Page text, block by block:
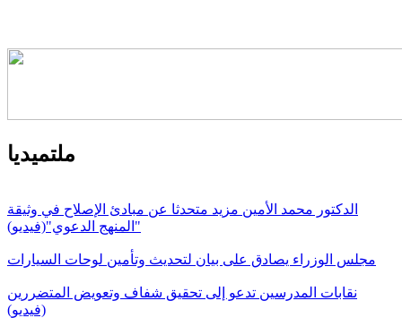
ملتميديا
الدكتور محمد الأمين مزيد متحدثا عن مبادئ الإصلاح في وثيقة
"المنهج الدعوي"(فيديو)
مجلس الوزراء يصادق على بيان لتحديث وتأمين لوحات السيارات
نقابات المدرسين تدعو إلى تحقيق شفاف وتعويض المتضررين
(فيديو)